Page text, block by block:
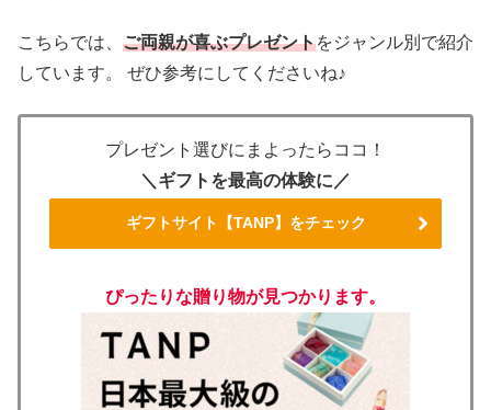
こちらでは、 ご両親が喜ぶプレゼントをジャンル別で紹介
しています。 ぜひ参考にしてくださいね♪
プレゼント選びにまよったらココ！
＼ギフトを最高の体験に／
ギフトサイト【TANP】をチェック
ぴったりな贈り物が見つかります。